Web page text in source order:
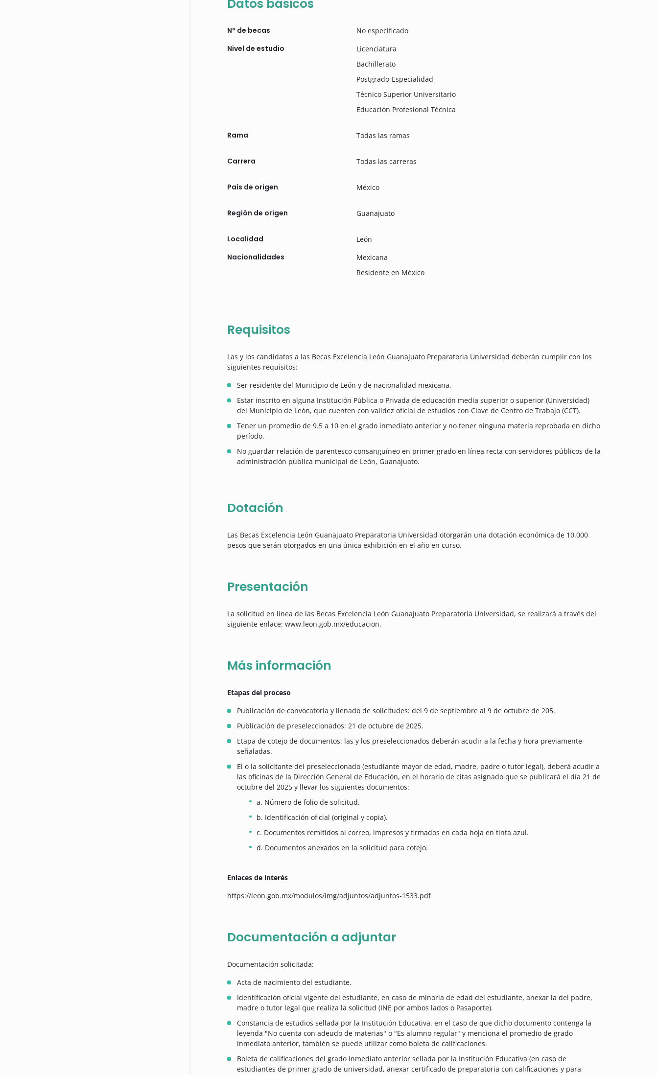
Datos básicos
Nº de becas No especificado
Nivel de estudio
Licenciatura
Bachillerato
Postgrado-Especialidad
Técnico Superior Universitario
Educación Profesional Técnica
Rama Todas las ramas
Carrera Todas las carreras
País de origen México
Región de origen Guanajuato
Localidad León
Nacionalidades
Mexicana
Residente en México
Requisitos
Las y los candidatos a las Becas Excelencia León Guanajuato Preparatoria Universidad deberán cumplir con los
siguientes requisitos:
Ser residente del Municipio de León y de nacionalidad mexicana.
Estar inscrito en alguna Institución Pública o Privada de educación media superior o superior (Universidad)
del Municipio de León, que cuenten con validez oficial de estudios con Clave de Centro de Trabajo (CCT).
Tener un promedio de 9.5 a 10 en el grado inmediato anterior y no tener ninguna materia reprobada en dicho
período.
No guardar relación de parentesco consanguíneo en primer grado en línea recta con servidores públicos de la
administración pública municipal de León, Guanajuato.
Dotación
Las Becas Excelencia León Guanajuato Preparatoria Universidad otorgarán una dotación económica de 10.000
pesos que serán otorgados en una única exhibición en el año en curso.
Presentación
La solicitud en línea de las Becas Excelencia León Guanajuato Preparatoria Universidad, se realizará a través del
siguiente enlace: www.leon.gob.mx/educacion.
Más información
Etapas del proceso
Publicación de convocatoria y llenado de solicitudes: del 9 de septiembre al 9 de octubre de 205.
Publicación de preseleccionados: 21 de octubre de 2025.
Etapa de cotejo de documentos: las y los preseleccionados deberán acudir a la fecha y hora previamente
señaladas.
El o la solicitante del preseleccionado (estudiante mayor de edad, madre, padre o tutor legal), deberá acudir a
las oficinas de la Dirección General de Educación, en el horario de citas asignado que se publicará el día 21 de
octubre del 2025 y llevar los siguientes documentos:
a. Número de folio de solicitud.
b. Identificación oficial (original y copia).
c. Documentos remitidos al correo, impresos y firmados en cada hoja en tinta azul.
d. Documentos anexados en la solicitud para cotejo.
Enlaces de interés
https://leon.gob.mx/modulos/img/adjuntos/adjuntos-1533.pdf
Documentación a adjuntar
Documentación solicitada:
Acta de nacimiento del estudiante.
Identificación oficial vigente del estudiante, en caso de minoría de edad del estudiante, anexar la del padre,
madre o tutor legal que realiza la solicitud (INE por ambos lados o Pasaporte).
Constancia de estudios sellada por la Institución Educativa. en el caso de que dicho documento contenga la
leyenda "No cuenta con adeudo de materias" o "Es alumno regular" y menciona el promedio de grado
inmediato anterior, también se puede utilizar como boleta de calificaciones.
Boleta de calificaciones del grado inmediato anterior sellada por la Institución Educativa (en caso de
estudiantes de primer grado de universidad, anexar certificado de preparatoria con calificaciones y para